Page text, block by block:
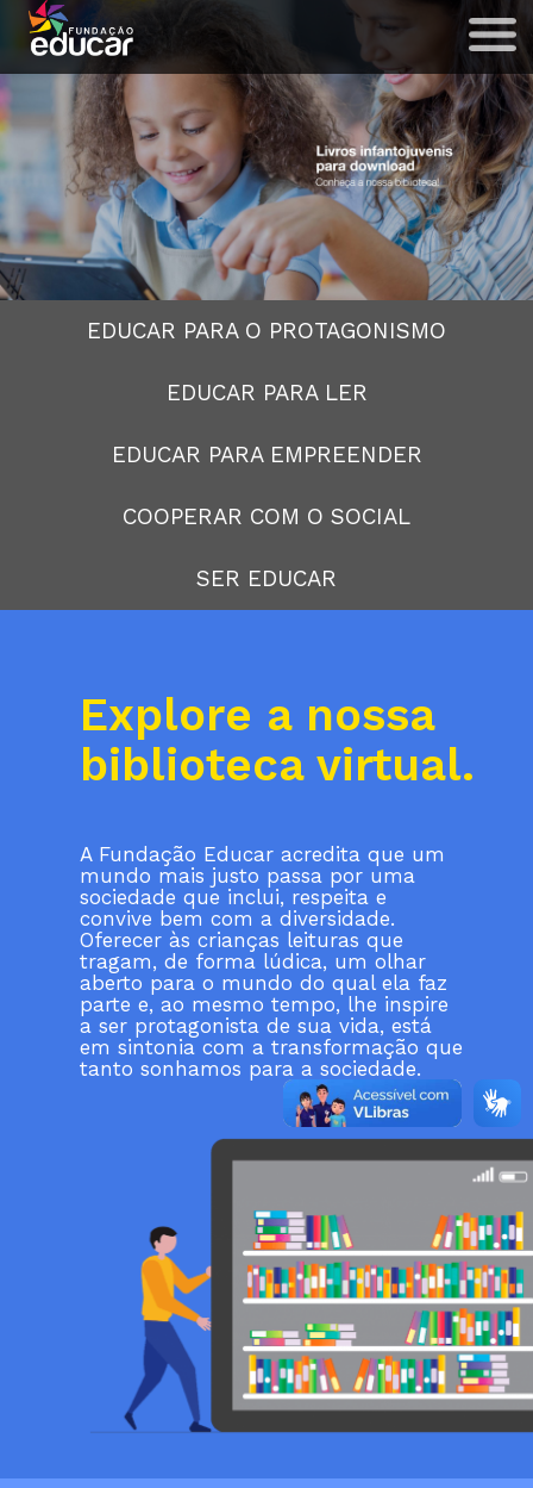
EDUCAR PARA O PROTAGONISMO
EDUCAR PARA LER
EDUCAR PARA EMPREENDER
COOPERAR COM O SOCIAL
SER EDUCAR
Explore a nossa
biblioteca virtual.
A Fundação Educar acredita que um
mundo mais justo passa por uma
sociedade que inclui, respeita e
convive bem com a diversidade.
Oferecer às crianças leituras que
tragam, de forma lúdica, um olhar
aberto para o mundo do qual ela faz
parte e, ao mesmo tempo, lhe inspire
a ser protagonista de sua vida, está
em sintonia com a transformação que
tanto sonhamos para a sociedade.